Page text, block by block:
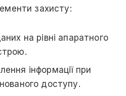
захисту:
на рівні апаратного
інформації при
доступу.